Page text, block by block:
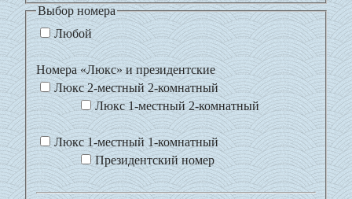
Выбор номера
Любой
Номера «Люкс» и президентские
Люкс 2-местный 2-комнатный
Люкс 1-местный 2-комнатный
Люкс 1-местный 1-комнатный
Президентский номер